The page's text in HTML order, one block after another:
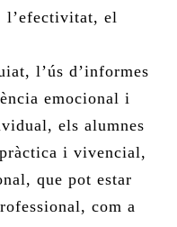
l’efectivitat, el
l’ús d’informes
emocional i
els alumnes
i vivencial,
que pot estar
com a